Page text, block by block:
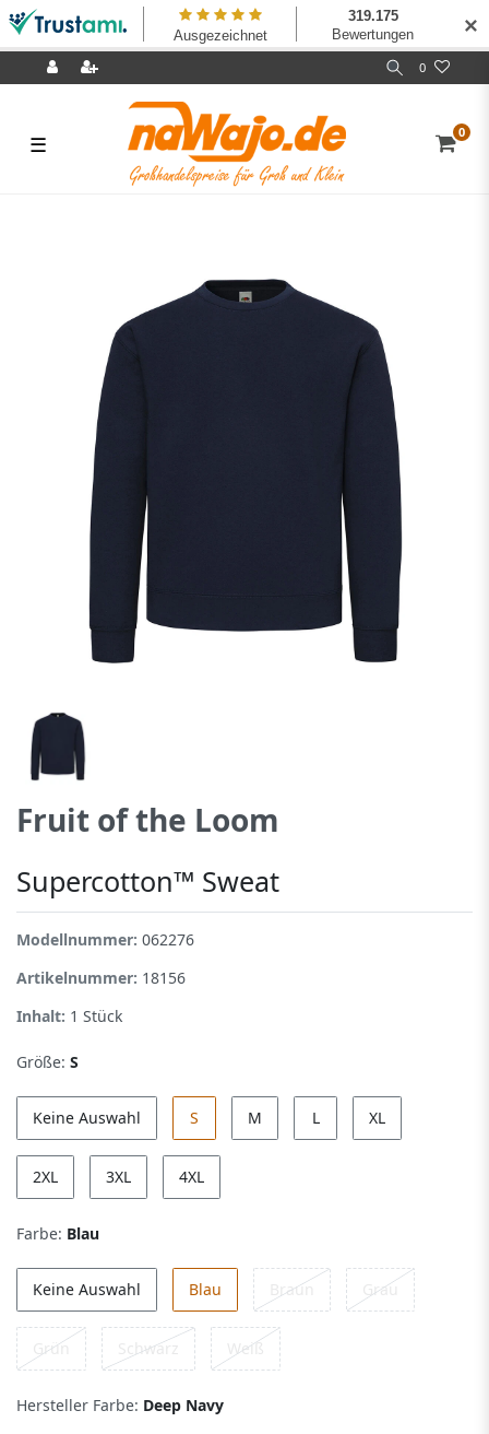
0
☰ 0
Fruit of the Loom
Supercotton™ Sweat
Modellnummer: 062276
Artikelnummer: 18156
Inhalt: 1 Stück
Größe: S
Keine Auswahl S M L XL
2XL 3XL 4XL
Farbe: Blau
Keine Auswahl Blau Braun Grau
Grün Schwarz Weiß
Hersteller Farbe: Deep Navy
✕